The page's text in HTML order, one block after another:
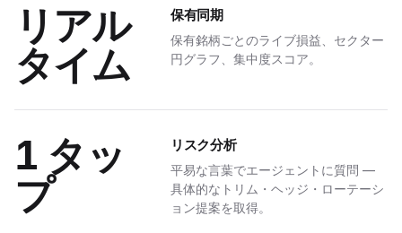
リアル
タイム
保有同期
保有銘柄ごとのライブ損益、セクター
円グラフ、集中度スコア。
1 タッ
プ
リスク分析
平易な言葉でエージェントに質問 —
具体的なトリム・ヘッジ・ローテーシ
ョン提案を取得。
トを読む
ブローカーのチャートを 1 クリック — 拡張機能が構造化分析を返します。